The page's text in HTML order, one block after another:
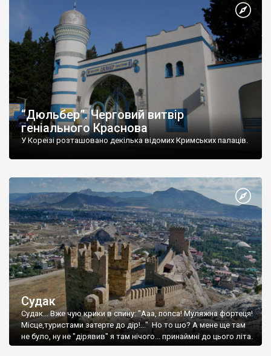
“Дюльбер”. Черговий витвір
геніального Краснова
У Кореїзі розташовано декілька відомих Кримських палаців.
Судак
Судак... Вже чую крики в спину: "Ааа, попса! Муляжна фортеця!
Місце,туристами затерте до дір!..." Но то шо? А мене ще там
не було, ну не "дірявив" я там нічого... принаймні до цього літа.